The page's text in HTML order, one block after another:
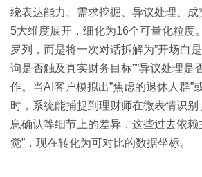
绕表达能力、需求挖掘、异议处理、
5大维度展开，细化为16个可量化粒度
罗列，而是将一次对话拆解为”开场白
询是否触及真实财务目标””异议处理是
作。当AI客户模拟出”焦虑的退休人群”
时，系统能捕捉到理财师在微表情识
息确认等细节上的差异，这些过去依赖
觉”，现在转化为可对比的数据坐标。